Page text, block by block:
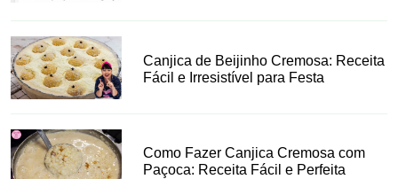
Canjica de Beijinho Cremosa: Receita
Fácil e Irresistível para Festa
Como Fazer Canjica Cremosa com
Paçoca: Receita Fácil e Perfeita